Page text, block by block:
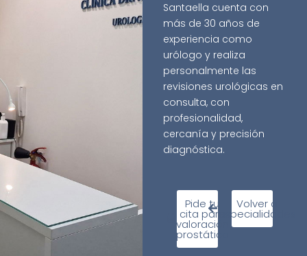
Santaella cuenta con
más de 30 años de
experiencia como
urólogo y realiza
personalmente las
revisiones urológicas en
consulta, con
profesionalidad,
cercanía y precisión
diagnóstica.
Pide tu
cita para
valoración
prostática
Volver a
especialidades